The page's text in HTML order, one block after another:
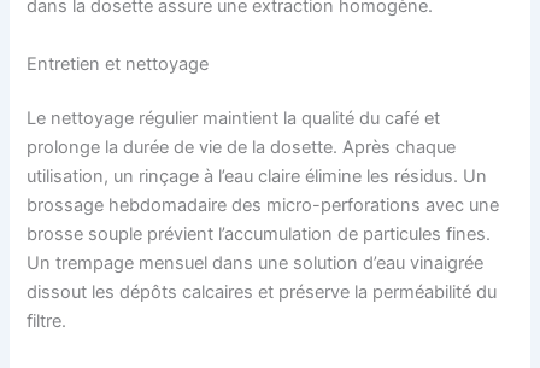
dans la dosette assure une extraction homogène.
Entretien et nettoyage
Le nettoyage régulier maintient la qualité du café et
prolonge la durée de vie de la dosette. Après chaque
utilisation, un rinçage à l’eau claire élimine les résidus. Un
brossage hebdomadaire des micro-perforations avec une
brosse souple prévient l’accumulation de particules fines.
Un trempage mensuel dans une solution d’eau vinaigrée
dissout les dépôts calcaires et préserve la perméabilité du
filtre.